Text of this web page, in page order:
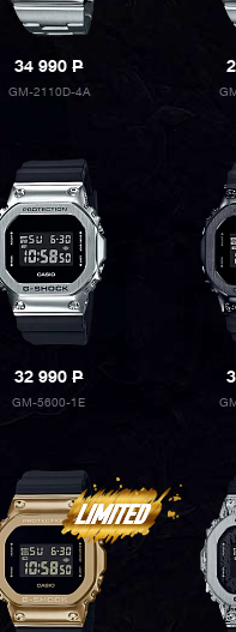
34 990P
GM-2110D-4A
32 990P
GM-5600-1E